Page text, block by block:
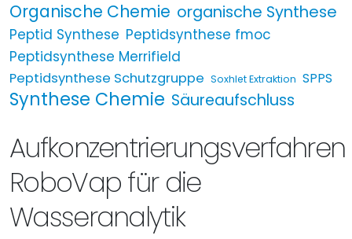
Organische Chemie organische Synthese
Peptid Synthese Peptidsynthese fmoc
Peptidsynthese Merrifield
Peptidsynthese Schutzgruppe Soxhlet Extraktion SPPS
Synthese Chemie Säureaufschluss
Aufkonzentrierungsverfahren
RoboVap für die
Wasseranalytik